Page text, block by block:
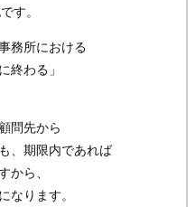
す。
務所における
終わる」
問先から
、期限内であれば
から、
なります。